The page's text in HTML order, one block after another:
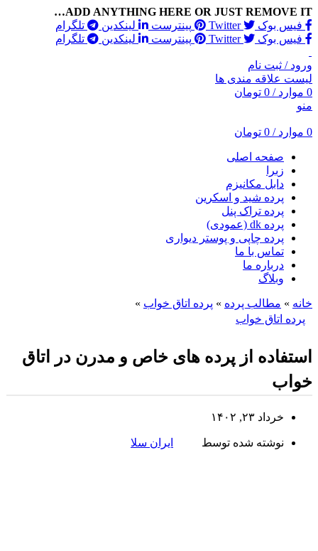
ADD ANYTHING HERE OR JUST REMOVE IT…
فیس بوک
Twitter پینترست لینکدین
تلگرام
فیس بوک
Twitter پینترست لینکدین تلگرام
ورود / ثبت نام
لیست علاقه مندی ها
0 موارد /
0 تومان
منو
0 موارد /
0 تومان
صفحه اصلی
زبرا
دابل مکانیزم
پرده شید و اسکرین
پرده تراک پنل
پرده dk (عمودی)
پرده چاپی و پوستر دیواری
تماس با ما
درباره ما
وبلاگ
خانه » مطالب پرده » پرده اتاق خواب »
پرده اتاق خواب
استفاده از پرده های خاص و مدرن در اتاق
خواب
خرداد ۲۳, ۱۴۰۲
نوشته شده توسط ایران سلا